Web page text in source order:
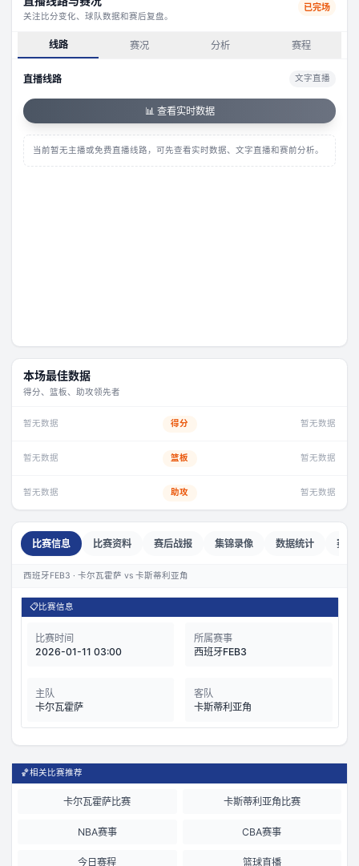
关注比分变化、球队数据和赛后复盘。
已完场
线路 赛况 分析 赛程
直播线路 文字直播
📊 查看实时数据
当前暂无主播或免费直播线路，可先查看实时数据、文字直播和赛前分析。
本场最佳数据
得分、篮板、助攻领先者
暂无数据 得分 暂无数据
暂无数据 篮板 暂无数据
暂无数据 助攻 暂无数据
比赛信息 比赛资料 赛后战报 集锦录像 数据统计 赛前
西班牙FEB3 · 卡尔瓦霍萨 vs 卡斯蒂利亚角
📋比赛信息
比赛时间
2026-01-11 03:00
所属赛事
西班牙FEB3
主队
卡尔瓦霍萨
客队
卡斯蒂利亚角
🏀相关比赛推荐
卡尔瓦霍萨比赛 卡斯蒂利亚角比赛
NBA赛事 CBA赛事
今日赛程 篮球直播